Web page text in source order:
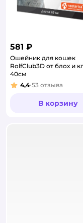
581 ₽
Ошейник для кошек
RolfClub3D от блох и
40см
Рейтинг:
4,4 53 отзыва
В корзину